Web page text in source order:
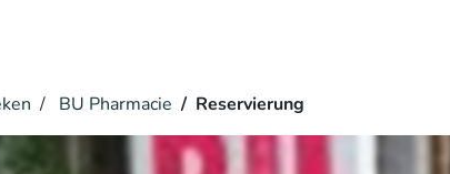
BU Pharmacie Reservierung